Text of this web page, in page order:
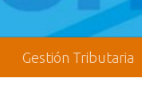
Gestión Tributaria